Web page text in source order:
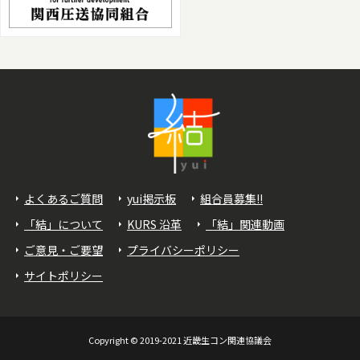
よくあるご質問 yui掲示板
組合員募集!!
「結」について
KURS 沿革
「結」関連動画
ご意見・ご要望
プライバシーポリシー
サイトポリシー
Copyright © 2019-2021 近畿生コン関連協議会